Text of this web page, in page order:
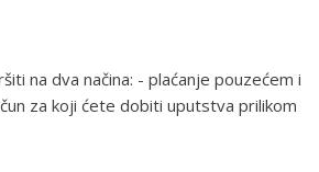
na dva načina: - plaćanje pouzećem i
za koji ćete dobiti uputstva prilikom